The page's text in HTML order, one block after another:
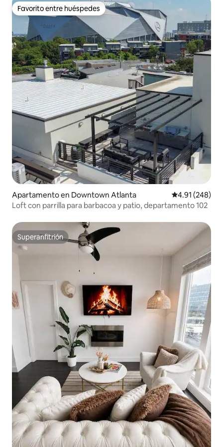
Favorito entre huéspedes
Favorito entre huéspedes
Apartamento en Downtown Atlanta Calificación
4.91 (248)
Loft con parrilla para barbacoa y patio, departamento 102
Superanfitrión
Superanfitrión